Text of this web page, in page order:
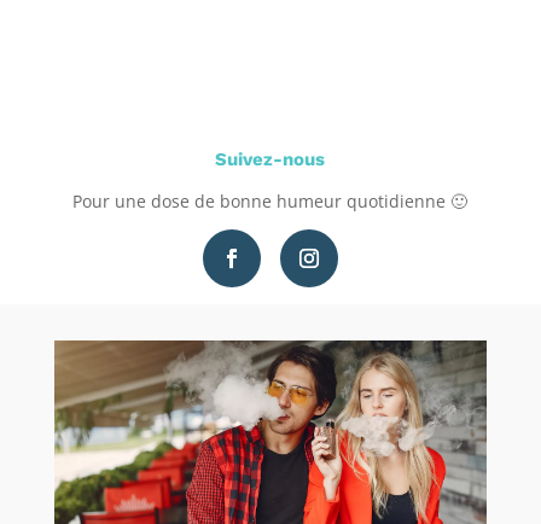
Suivez-nous
Pour une dose de bonne humeur quotidienne 🙂